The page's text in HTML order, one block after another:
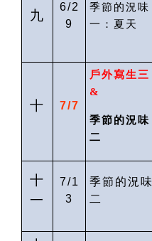
九
6/2
9
季節的況味
一：夏天
十 7/7
戶外寫生三
&
季節的況味
二
十
一
7/1
3
季節的況味
二